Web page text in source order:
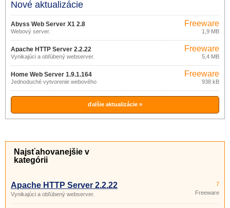
Nové aktualizácie
Abyss Web Server X1 2.8
Webový server.
Freeware
1,9 MB
Apache HTTP Server 2.2.22
Vynikajúci a obľúbený webserver.
Freeware
5,4 MB
Home Web Server 1.9.1.164
Jednoduché vytvorenie webového
Freeware
938 kB
ďalšie aktualizácie »
Najsťahovanejšie v
kategórii
Apache HTTP Server 2.2.22
Vynikajúci a obľúbený webserver.
7
Freeware